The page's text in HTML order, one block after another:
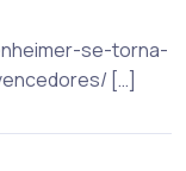
se-torna-
[…]